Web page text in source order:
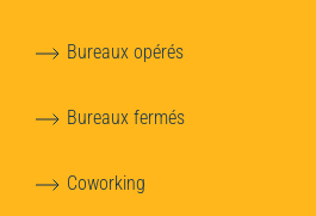
Bureaux opérés
Bureaux fermés
Coworking